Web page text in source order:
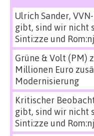
Ulrich Sander,
gibt, sind wir nicht
Sinti:zze und
Grüne & Volt (PM)
Millionen Euro
Modernisierung
Kritischer
gibt, sind wir nicht
Sinti:zze und